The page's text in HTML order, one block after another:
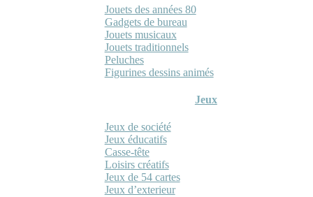
Jouets des années 80
Gadgets de bureau
Jouets musicaux
Jouets traditionnels
Peluches
Figurines dessins animés
Jeux
Jeux de société
Jeux éducatifs
Casse-tête
Loisirs créatifs
Jeux de 54 cartes
Jeux d’exterieur